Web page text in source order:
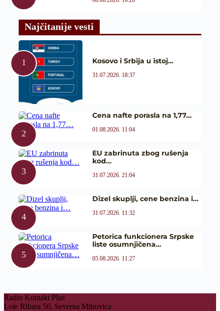
Najčitanije vesti
Kosovo i Srbija u istoj…
31.07.2026. 18:37
Cena nafte porasla na 1,77…
01.08.2026. 11:04
EU zabrinuta zbog rušenja
kod…
31.07.2026. 21:04
Dizel skuplji, cene benzina i…
31.07.2026. 11:32
Petorica funkcionera Srpske
liste osumnjičena…
05.08.2026. 11:27
Radio Kontakt Plus
Lole Ribara 56, Severna Mitrovica